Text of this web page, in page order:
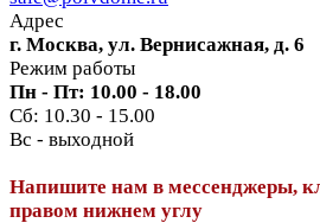
Адрес
г. Москва, ул. Вернисажная, д. 6
Режим работы
Пн - Пт: 10.00 - 18.00
Сб: 10.30 - 15.00
Вс - выходной
Напишите нам в мессенджеры,
правом нижнем углу